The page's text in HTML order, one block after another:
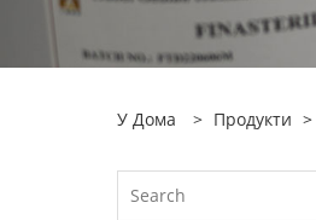
У Дома > Продукти >